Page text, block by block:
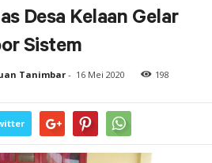
Desa Kelaan Gelar
Sistem
Tanimbar - 16 Mei 2020
198